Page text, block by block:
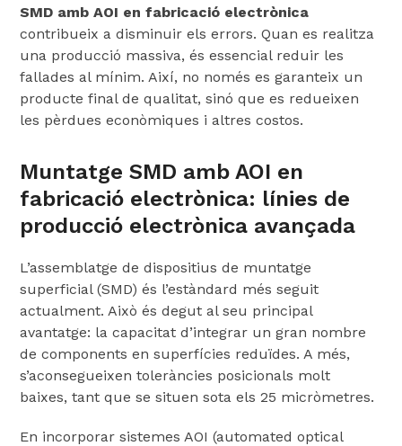
SMD amb AOI en fabricació electrònica
contribueix a disminuir els errors. Quan es realitza
una producció massiva, és essencial reduir les
fallades al mínim. Així, no només es garanteix un
producte final de qualitat, sinó que es redueixen
les pèrdues econòmiques i altres costos.
Muntatge SMD amb AOI en
fabricació electrònica: línies de
producció electrònica avançada
L’assemblatge de dispositius de muntatge
superficial (SMD) és l’estàndard més seguit
actualment. Això és degut al seu principal
avantatge: la capacitat d’integrar un gran nombre
de components en superfícies reduïdes. A més,
s’aconsegueixen toleràncies posicionals molt
baixes, tant que se situen sota els 25 micròmetres.
En incorporar sistemes AOI (automated optical